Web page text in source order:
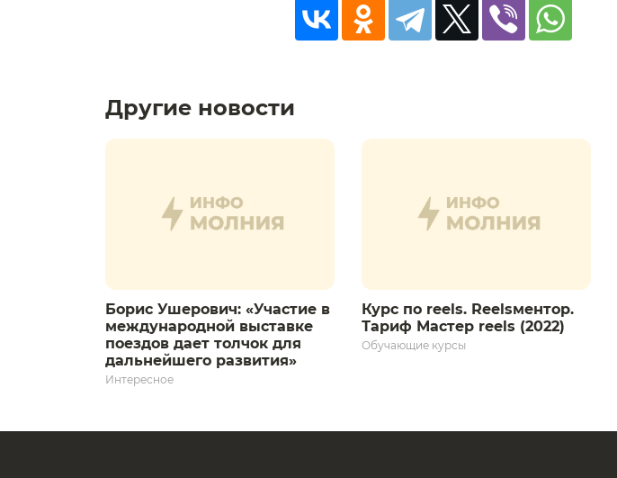
Другие новости
Борис Ушерович: «Участие в
международной выставке
поездов дает толчок для
дальнейшего развития»
Интересное
Курс по reels. Reelsментор.
Тариф Мастер reels (2022)
Обучающие курсы